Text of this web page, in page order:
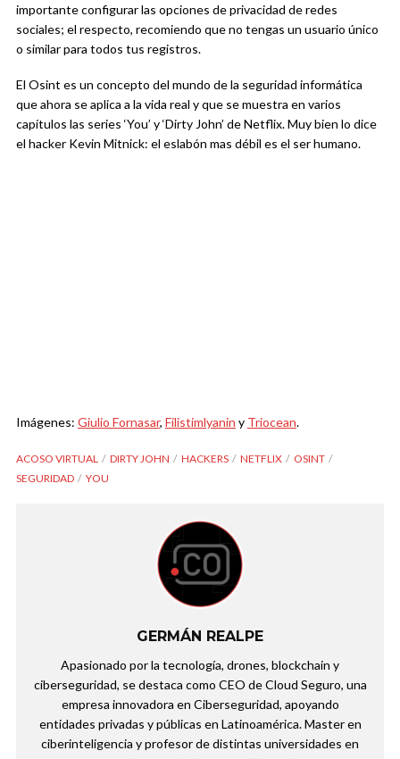
importante configurar las opciones de privacidad de redes
sociales; el respecto, recomiendo que no tengas un usuario único
o similar para todos tus registros.
El Osint es un concepto del mundo de la seguridad informática
que ahora se aplica a la vida real y que se muestra en varios
capítulos las series ‘You’ y ‘Dirty John’ de Netflix. Muy bien lo dice
el hacker Kevin Mitnick: el eslabón mas débil es el ser humano.
Imágenes: Giulio Fornasar, Filistimlyanin y Triocean.
ACOSO VIRTUAL DIRTY JOHN HACKERS NETFLIX
OSINT
SEGURIDAD
YOU
GERMÁN REALPE
Apasionado por la tecnología, drones, blockchain y
ciberseguridad, se destaca como CEO de Cloud Seguro, una
empresa innovadora en Ciberseguridad, apoyando
entidades privadas y públicas en Latinoamérica. Master en
ciberinteligencia y profesor de distintas universidades en